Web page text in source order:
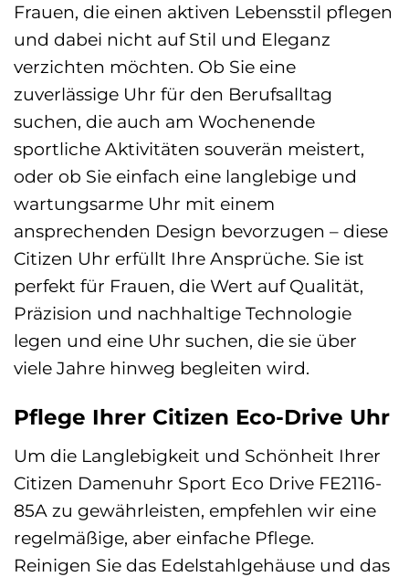
Frauen, die einen aktiven Lebensstil pflegen
und dabei nicht auf Stil und Eleganz
verzichten möchten. Ob Sie eine
zuverlässige Uhr für den Berufsalltag
suchen, die auch am Wochenende
sportliche Aktivitäten souverän meistert,
oder ob Sie einfach eine langlebige und
wartungsarme Uhr mit einem
ansprechenden Design bevorzugen – diese
Citizen Uhr erfüllt Ihre Ansprüche. Sie ist
perfekt für Frauen, die Wert auf Qualität,
Präzision und nachhaltige Technologie
legen und eine Uhr suchen, die sie über
viele Jahre hinweg begleiten wird.
Pflege Ihrer Citizen Eco-Drive Uhr
Um die Langlebigkeit und Schönheit Ihrer
Citizen Damenuhr Sport Eco Drive FE2116-
85A zu gewährleisten, empfehlen wir eine
regelmäßige, aber einfache Pflege.
Reinigen Sie das Edelstahlgehäuse und das